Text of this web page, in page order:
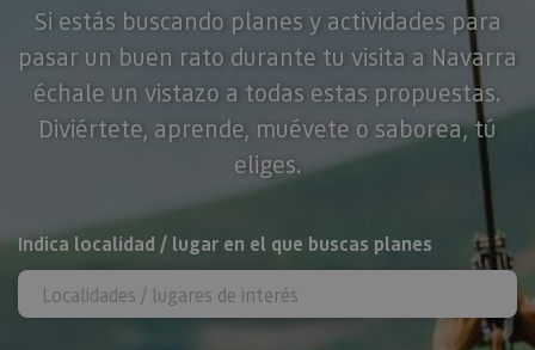
Si estás buscando planes y actividades para
pasar un buen rato durante tu visita a Navarra
échale un vistazo a todas estas propuestas.
Diviértete, aprende, muévete o saborea, tú
eliges.
BUSCAR
Indica localidad / lugar en el que buscas planes